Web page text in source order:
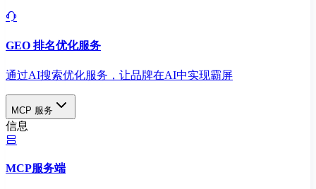
GEO 排名优化服务
通过AI搜索优化服务，让品牌在AI中实现霸屏
MCP 服务
信息
MCP服务端